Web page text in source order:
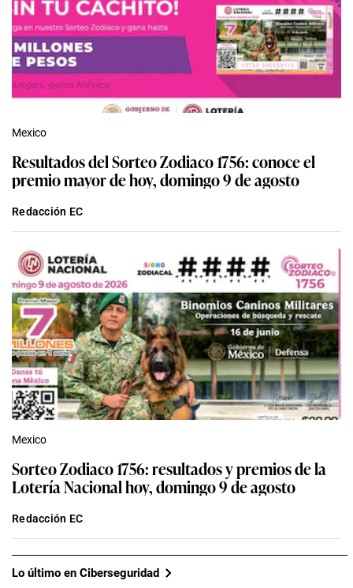
Mexico
Resultados del Sorteo Zodiaco 1756: conoce el
premio mayor de hoy, domingo 9 de agosto
Redacción EC
Mexico
Sorteo Zodiaco 1756: resultados y premios de la
Lotería Nacional hoy, domingo 9 de agosto
Redacción EC
Lo último en Ciberseguridad